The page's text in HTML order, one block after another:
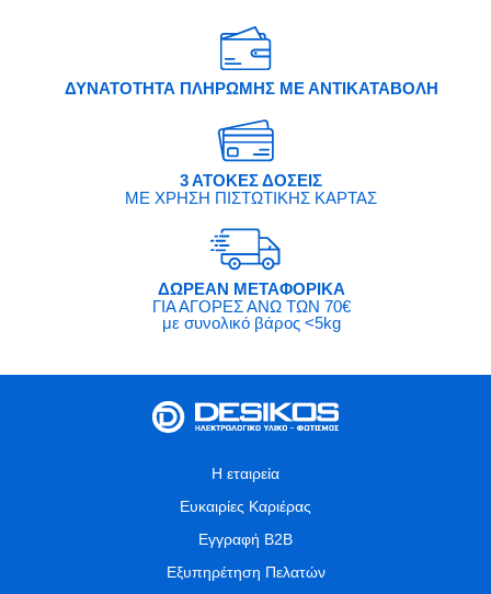
ΔΥΝΑΤΟΤΗΤΑ ΠΛΗΡΩΜΗΣ ΜΕ ΑΝΤΙΚΑΤΑΒΟΛΗ
3 ΑΤΟΚΕΣ ΔΟΣΕΙΣ
ΜΕ ΧΡΗΣΗ ΠΙΣΤΩΤΙΚΗΣ ΚΑΡΤΑΣ
ΔΩΡΕΑΝ ΜΕΤΑΦΟΡΙΚΑ
ΓΙΑ ΑΓΟΡΕΣ ΑΝΩ ΤΩΝ 70€
με συνολικό βάρος <5kg
Η εταιρεία
Ευκαιρίες Καριέρας
Εγγραφή B2B
Εξυπηρέτηση Πελατών